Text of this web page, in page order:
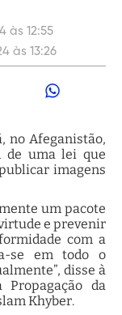
às 12:55
às 13:26
no Afeganistão,
de uma lei que
imagens
um pacote
e prevenir
com a
se em todo o
disse à
da
Khyber.